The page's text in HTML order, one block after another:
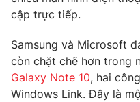
Chất lượng cuộc sống
Học trực tuyến
Công nghệ
Sản phẩm
Thị trường
Giao lưu trực tuyến
Lịch phát sóng
cập trực tiếp.
Samsung và Microsoft
còn chặt chẽ hơn trong
Galaxy Note 10, hai
Windows Link. Đây là